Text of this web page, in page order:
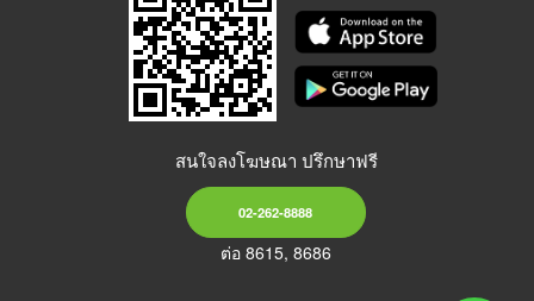
สนใจลงโฆษณา ปรึกษาฟรี
02-262-8888
ต่อ 8615, 8686